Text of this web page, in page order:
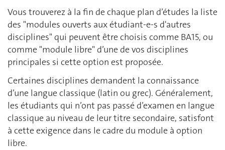
Vous trouverez à la fin de chaque plan d’études la liste
des "modules ouverts aux étudiant-e-s d'autres
disciplines" qui peuvent être choisis comme BA15, ou
comme "module libre" d’une de vos disciplines
principales si cette option est proposée.
Certaines disciplines demandent la connaissance
d’une langue classique (latin ou grec). Généralement,
les étudiants qui n’ont pas passé d’examen en langue
classique au niveau de leur titre secondaire, satisfont
à cette exigence dans le cadre du module à option
libre.